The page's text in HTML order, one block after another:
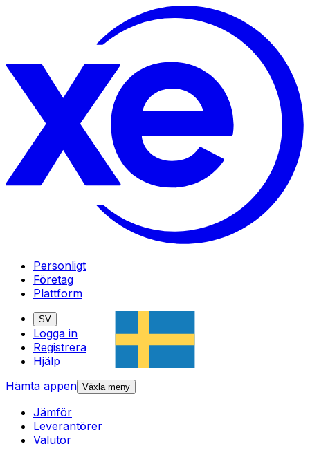
Personligt
Företag
Plattform
SV
Logga in
Registrera
Hjälp
Hämta appen Växla meny
Jämför
Leverantörer
Valutor